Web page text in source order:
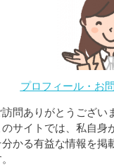
プロフィール・お
訪問ありがとうござい
のサイトでは、私自身
分かる有益な情報を掲